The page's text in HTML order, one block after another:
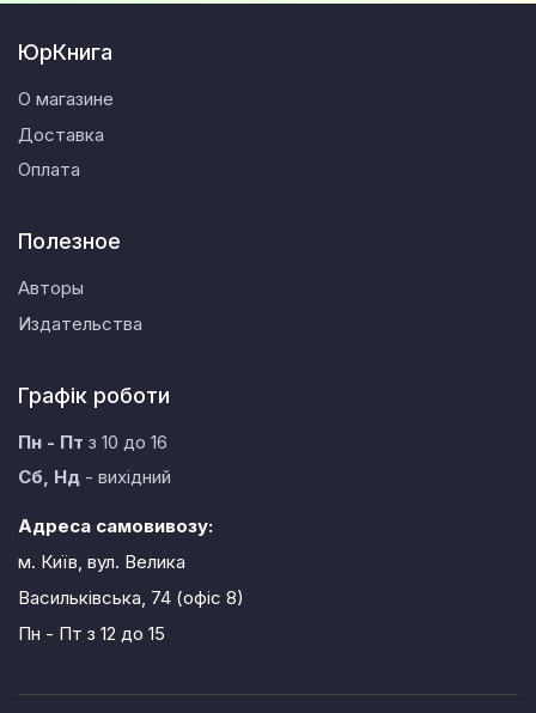
ЮрКнига
О магазине
Доставка
Оплата
Полезное
Авторы
Издательства
Графік роботи
Пн - Пт з 10 до 16
Сб, Нд - вихідний
Адреса самовивозу:
м. Київ, вул. Велика
Васильківська, 74 (офіс 8)
Пн - Пт з 12 до 15